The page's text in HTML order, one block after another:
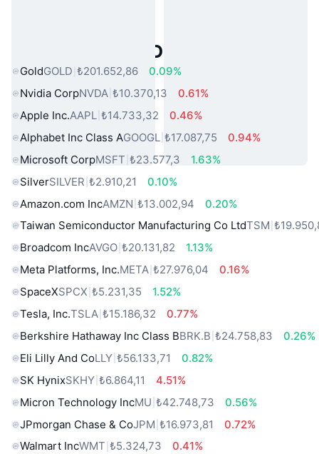
Popüler Gerçek Dünya Varlıkları
GoldGOLD ₺201.652,86
0.09%
Nvidia CorpNVDA ₺10.370,13
0.61%
Apple Inc.AAPL ₺14.733,32
0.46%
Alphabet Inc Class AGOOGL ₺17.087,75
0.94%
Microsoft CorpMSFT ₺23.577,3
1.63%
SilverSILVER ₺2.910,21
0.10%
Amazon.com IncAMZN ₺13.002,94
0.20%
Taiwan Semiconductor Manufacturing Co LtdTSM
Broadcom IncAVGO ₺20.131,82
1.13%
Meta Platforms, Inc.META ₺27.976,04
0.16%
SpaceXSPCX ₺5.231,35
1.52%
Tesla, Inc.TSLA ₺15.186,32
0.77%
Berkshire Hathaway Inc Class BBRK.B ₺24.758,83
0.26%
Eli Lilly And CoLLY ₺56.133,71
0.82%
SK HynixSKHY ₺6.864,11
4.51%
Micron Technology IncMU ₺42.748,73
0.56%
JPmorgan Chase & CoJPM ₺16.973,81
0.72%
Walmart IncWMT ₺5.324,73 0.41%